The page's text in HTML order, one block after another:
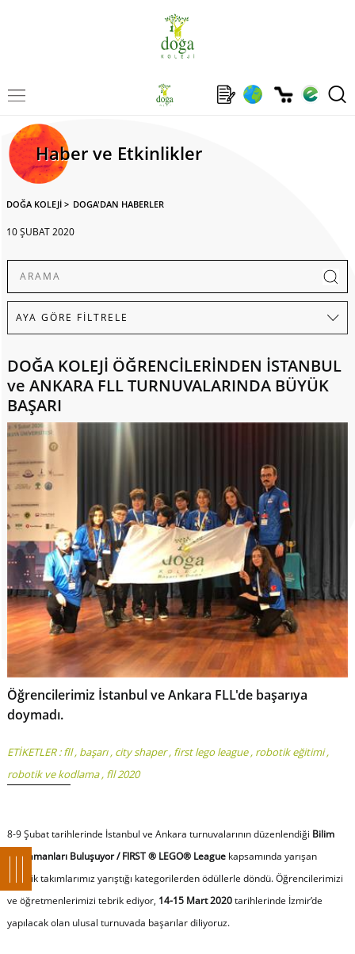
Haber ve Etkinlikler
DOĞA KOLEJİ > DOGA'DAN HABERLER
10 ŞUBAT 2020
DOĞA KOLEJİ ÖĞRENCİLERİNDEN İSTANBUL
ve ANKARA FLL TURNUVALARINDA BÜYÜK
BAŞARI
Öğrencilerimiz İstanbul ve Ankara FLL'de başarıya
doymadı.
ETİKETLER :fll, başarı, city shaper, first lego league, robotik eğitimi,
robotik ve kodlama, fll 2020
8-9 Şubat tarihlerinde İstanbul ve Ankara turnuvalarının düzenlendiği Bilim
Kahramanları Buluşuyor / FIRST ® LEGO® League kapsamında yarışan
robotik takımlarımız yarıştığı kategorilerden ödüllerle döndü. Öğrencilerimizi
ve öğretmenlerimizi tebrik ediyor, 14-15 Mart 2020tarihlerinde İzmir’de
yapılacak olan ulusal turnuvada başarılar diliyoruz.